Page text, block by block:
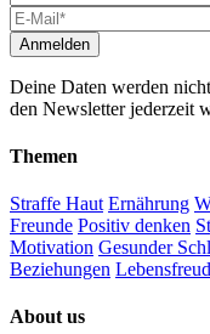
Deine Daten werden
den Newsletter jederzeit
Themen
Straffe Haut Ernährung
Freunde Positiv denken
Motivation Gesunder
Beziehungen
About us